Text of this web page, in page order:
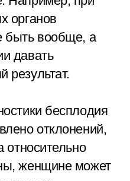
органов
быть вообще, а
давать
результат.
бесплодия
отклонений,
относительно
женщине может